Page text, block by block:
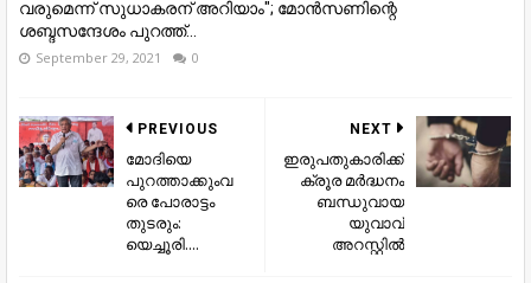
വരുമെന്ന് സുധാകരന് അറിയാം"; മോന്‍സണിന്റെ
ശബ്ദസന്ദേശം പുറത്ത്...
September 29, 2021 0
NEXT
ഇരുപതുകാരിക്ക്
ക്രൂര മർദ്ധനം
ബന്ധുവായ
യുവാവ്
അറസ്റ്റിൽ
PREVIOUS
മോദിയെ
പുറത്താക്കുംവ
രെ പോരാട്ടം
തുടരും:
യെച്ചൂരി....